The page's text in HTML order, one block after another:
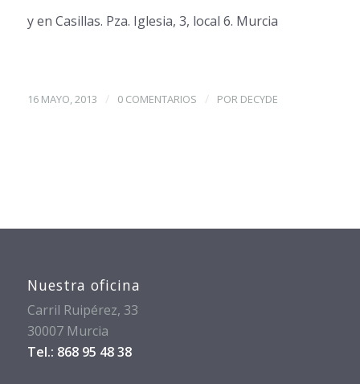
y en Casillas. Pza. Iglesia, 3, local 6. Murcia
16 MAYO, 2013 / 0 COMENTARIOS / POR DECYDE
Nuestra oficina
Carril Ruipérez, 33
30007 Murcia
Tel.: 868 95 48 38